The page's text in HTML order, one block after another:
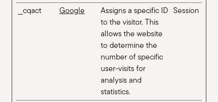
__cqact Google
Assigns a specific ID
to the visitor. This
allows the website
to determine the
number of specific
user-visits for
analysis and
statistics.
Session